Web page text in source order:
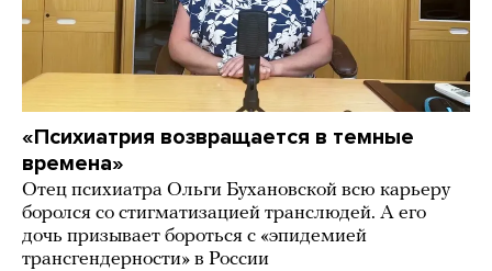
«Психиатрия возвращается в темные
времена»
Отец психиатра Ольги Бухановской всю карьеру
боролся со стигматизацией транслюдей. А его
дочь призывает бороться с «эпидемией
трансгендерности» в России